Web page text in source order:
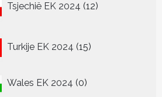
Tsjechië EK 2024 12
producten
Turkije EK 2024 15
producten
Wales EK 2024 00